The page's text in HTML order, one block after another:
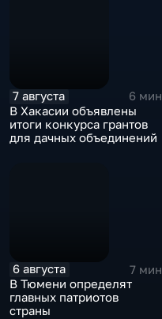
7 августа
6 мин
В Хакасии объявлены
итоги конкурса грантов
для дачных объединений
6 августа
7 мин
В Тюмени определят
главных патриотов
страны